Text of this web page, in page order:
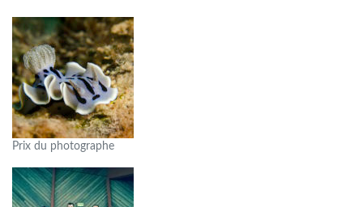
Prix du photographe